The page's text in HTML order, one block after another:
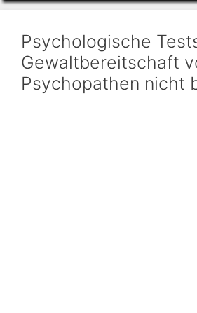
Psychologische
Gewaltbereitschaft
Psychopathen nicht